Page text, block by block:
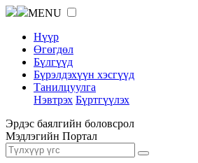
MENU
Нүүр
Өгөгдөл
Бүлгүүд
Бүрэлдэхүүн хэсгүүд
Танилцуулга
Нэвтрэх Бүртгүүлэх
Эрдэс баялгийн боловсрол
Мэдлэгийн Портал